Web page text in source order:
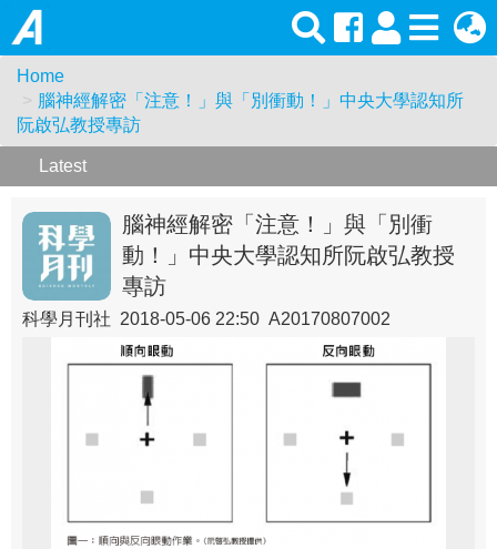
Home
腦神經解密「注意！」與「別衝動！」中央大學認知所
阮啟弘教授專訪
Latest
腦神經解密「注意！」與「別衝
動！」中央大學認知所阮啟弘教授
專訪
科學月刊社 2018-05-06 22:50 A20170807002